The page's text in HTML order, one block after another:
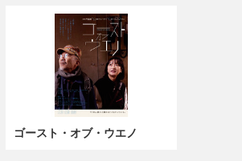
ゴースト・オブ・ウエノ